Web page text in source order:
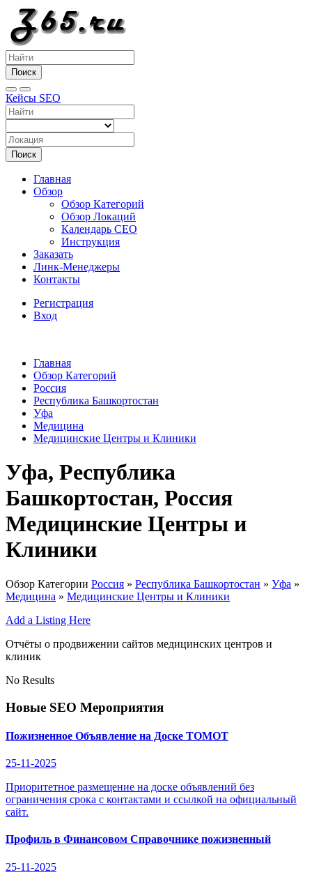
Поиск
Кейсы SEO
Поиск
Главная
Обзор
Обзор Категорий
Обзор Локаций
Календарь СЕО
Инструкция
Заказать
Линк-Менеджеры
Контакты
Регистрация
Вход
Главная
Обзор Категорий
Россия
Республика Башкортостан
Уфа
Медицина
Медицинские Центры и Клиники
Уфа, Республика
Башкортостан, Россия
Медицинские Центры и
Клиники
Обзор Категории Россия » Республика Башкортостан » Уфа »
Медицина » Медицинские Центры и Клиники
Add a Listing Here
Отчёты о продвижении сайтов медицинских центров и
клиник
No Results
Новые SEO Мероприятия
Пожизненное Объявление на Доске ТОМОТ
25-11-2025
Приоритетное размещение на доске объявлений без
ограничения срока с контактами и ссылкой на официальный
сайт.
Профиль в Финансовом Справочнике пожизненный
25-11-2025